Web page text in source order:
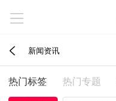

 新闻资讯
热门标签 热门专题